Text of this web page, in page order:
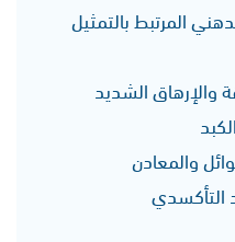
المرتبط بالتمثيل